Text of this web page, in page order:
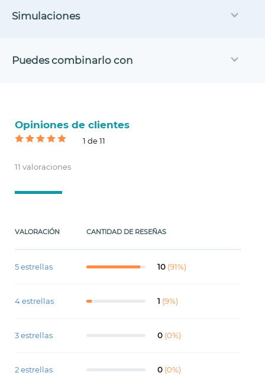
Simulaciones
Puedes combinarlo con
Opiniones de clientes
1 de 11
11 valoraciones
VALORACIÓN CANTIDAD DE RESEÑAS
5 estrellas 10 (91%)
4 estrellas 1 (9%)
3 estrellas 0 (0%)
2 estrellas 0 (0%)